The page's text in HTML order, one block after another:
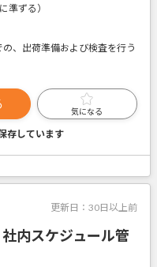
準ずる）
、出荷準備および検査を行う
気になる
存しています
更新日： 30日以上前
内スケジュール管